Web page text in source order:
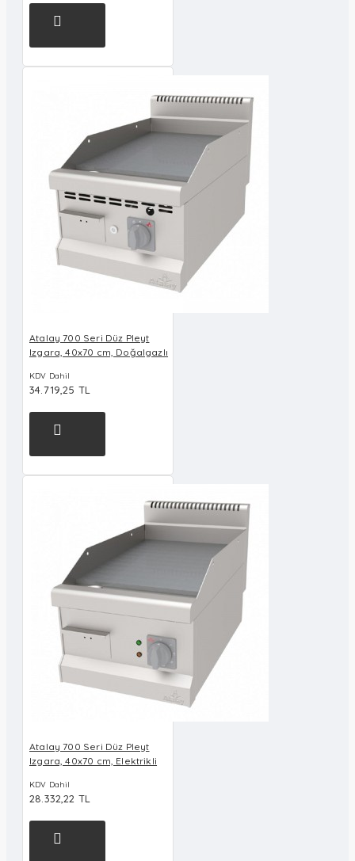
Atalay 700 Seri Düz Pleyt
Izgara, 40x70 cm, Doğalgazlı
KDV Dahil
34.719,25 TL
Atalay 700 Seri Düz Pleyt
Izgara, 40x70 cm, Elektrikli
KDV Dahil
28.332,22 TL